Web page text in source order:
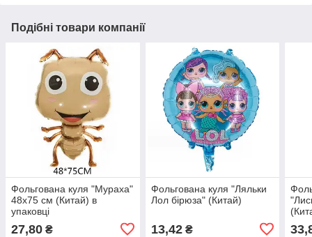
Подібні товари компанії
Фольгована куля "Мураха"
48х75 см (Китай) в
упаковці
27,80 ₴
Фольгована куля "Ляльки
Лол бірюза" (Китай)
13,42₴